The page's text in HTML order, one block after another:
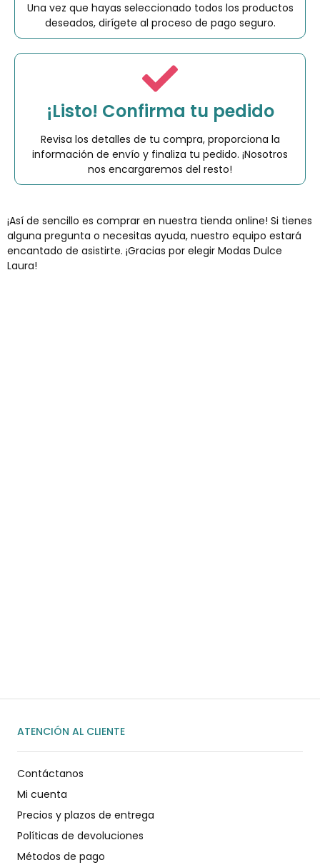
Una vez que hayas seleccionado todos los productos
deseados, dirígete al proceso de pago seguro.
¡Listo! Confirma tu pedido
Revisa los detalles de tu compra, proporciona la
información de envío y finaliza tu pedido. ¡Nosotros
nos encargaremos del resto!
¡Así de sencillo es comprar en nuestra tienda online! Si tienes
alguna pregunta o necesitas ayuda, nuestro equipo estará
encantado de asistirte. ¡Gracias por elegir Modas Dulce
Laura!
ATENCIÓN AL CLIENTE
Contáctanos
Mi cuenta
Precios y plazos de entrega
Políticas de devoluciones
Métodos de pago